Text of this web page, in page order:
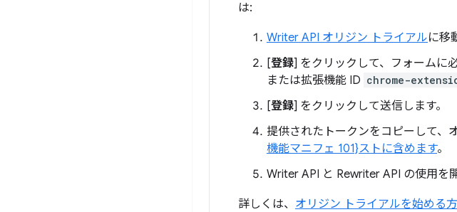
は:
Writer API オリジン トライアルに移
[登録] をクリックして、フォームに
または拡張機能 ID chrome-
[登録] をクリックして送信します。
提供されたトークンをコピーして、
機能マニフェ 101}ストに含めます。
Writer API と Rewriter API の使用を
詳しくは、 オリジン トライアルを始める